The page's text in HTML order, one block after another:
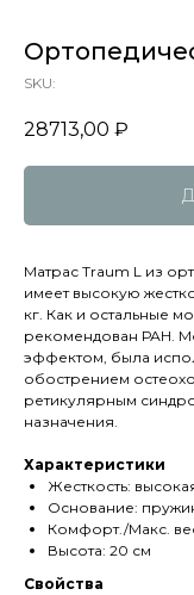
SKU:
28713,00 ₽
Матрас Traum L из
имеет высокую
кг. Как и остальные
рекомендован РАН.
эффектом, была
обострением
ретикулярным
назначения.
Характеристики
Жесткость:
Основание:
Комфорт./Макс.
Высота: 20 см
Свойства